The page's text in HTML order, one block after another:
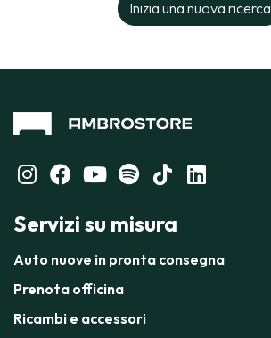
Inizia una nuova ricerca
Servizi su misura
Auto nuove in pronta consegna
Prenota officina
Ricambi e accessori